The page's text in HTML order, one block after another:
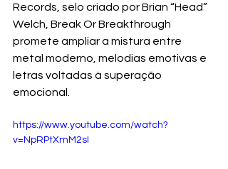
Records, selo criado por Brian “Head”
Welch, Break Or Breakthrough
promete ampliar a mistura entre
metal moderno, melodias emotivas e
letras voltadas à superação
emocional.
https://www.youtube.com/watch?
v=NpRPtXmM2sI